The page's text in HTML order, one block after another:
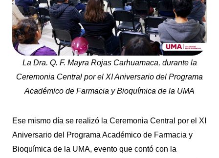
La Dra. Q. F. Mayra Rojas Carhuamaca, durante la
Ceremonia Central por el XI Aniversario del Programa
Académico de Farmacia y Bioquímica de la UMA
Ese mismo día se realizó la Ceremonia Central por el XI
Aniversario del Programa Académico de Farmacia y
Bioquímica de la UMA, evento que contó con la